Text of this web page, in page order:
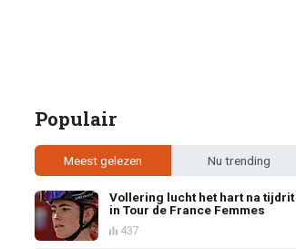
Populair
Meest gelezen Nu trending
Vollering lucht het hart na tijdrit
in Tour de France Femmes
437